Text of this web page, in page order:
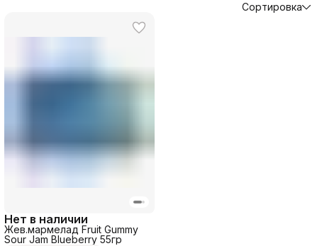
Сортировка
Нет в наличии
Жев.мармелад Fruit Gummy
Sour Jam Blueberry 55гр